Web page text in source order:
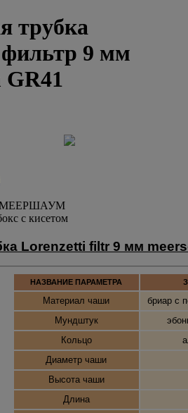
трубка
фильтр 9 мм
GR41
МЕЕРШАУМ
с кисетом
Lorenzetti filtr 9 мм
НАЗВАНИЕ ПАРАМЕТРА
Материал чаши
бриар с
Мундштук
Кольцо
Диаметр чаши
Высота чаши
Длина